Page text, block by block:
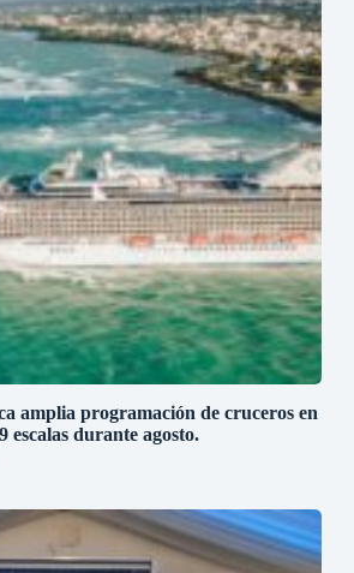
amplia programación de cruceros en
escalas durante agosto.